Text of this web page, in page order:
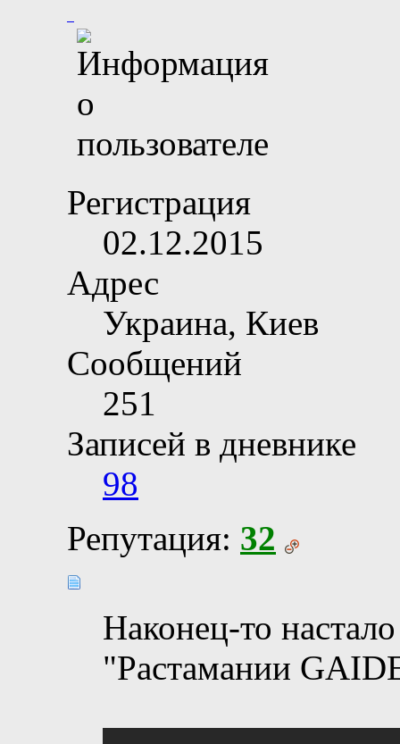
Регистрация
02.12.2015
Адрес
Украина, Киев
Сообщений
251
Записей в дневнике
98
Репутация: 32
Наконец-то
"Растамании